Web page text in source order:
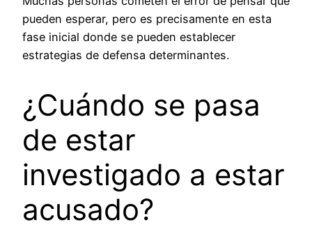
pueden esperar, pero es precisamente en esta
fase inicial donde se pueden establecer
estrategias de defensa determinantes.
¿Cuándo se pasa
de estar
investigado a estar
acusado?